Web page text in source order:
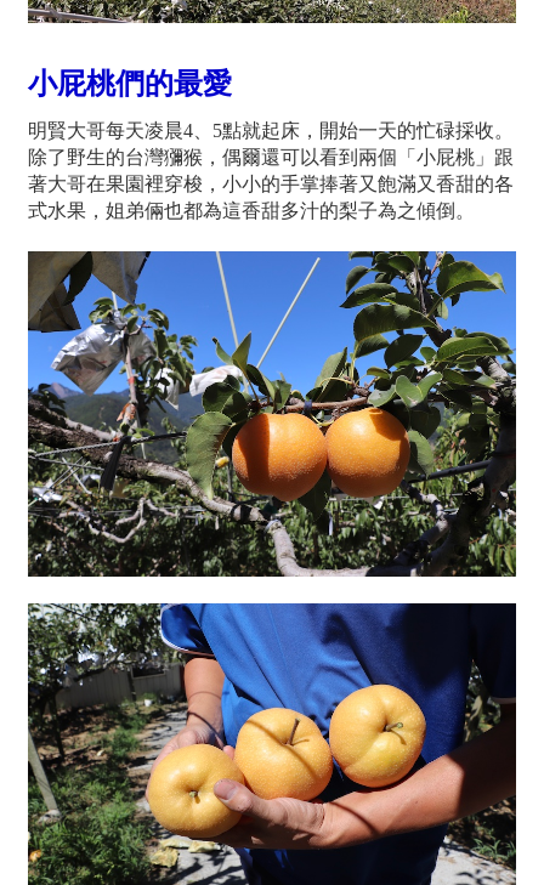
小屁桃們的最愛
明賢大哥每天凌晨4、5點就起床，開始一天的忙碌採收。
除了野生的台灣獼猴，偶爾還可以看到兩個「小屁桃」跟
著大哥在果園裡穿梭，小小的手掌捧著又飽滿又香甜的各
式水果，姐弟倆也都為這香甜多汁的梨子為之傾倒。